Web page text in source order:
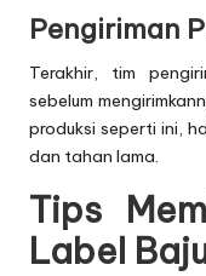
Pengiriman
Terakhir, tim
sebelum
produksi seperti ini,
dan tahan lama.
Tips
Label